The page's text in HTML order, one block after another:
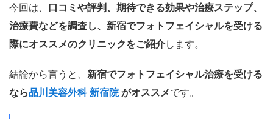
今回は、 口コミや評判、期待できる効果や治療ステップ、
治療費などを調査し、新宿でフォトフェイシャルを受ける
際にオススメのクリニックをご紹介します。
結論から言うと、 新宿でフォトフェイシャル治療を受ける
なら品川美容外科 新宿院がオススメです。